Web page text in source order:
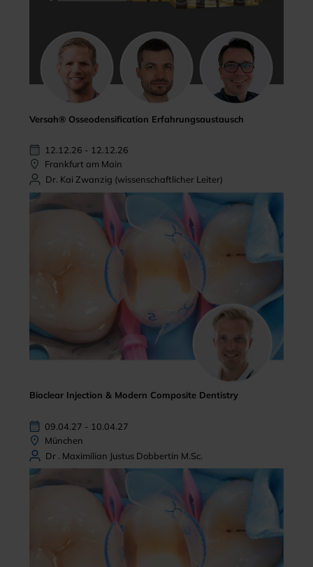
Versah® Osseodensification Erfahrungsaustausch
12.12.26 - 12.12.26
Frankfurt am Main
Dr. Kai Zwanzig (wissenschaftlicher Leiter)
Bioclear Injection & Modern Composite Dentistry
09.04.27 - 10.04.27
München
Dr . Maximilian Justus Dobbertin M.Sc.